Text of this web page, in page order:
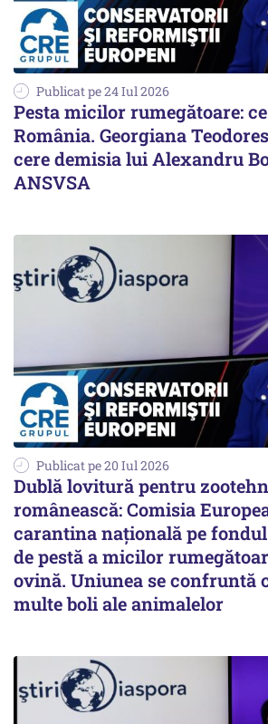
Publicat pe 24 Iul 2026
Pesta micilor rumegătoare:
România. Georgiana
cere demisia lui Alexandru
ANSVSA
Publicat pe 20 Iul 2026
Dublă lovitură pentru
românească: Comisia
carantina națională pe
de pestă a micilor
ovină. Uniunea se confruntă
multe boli ale animalelor